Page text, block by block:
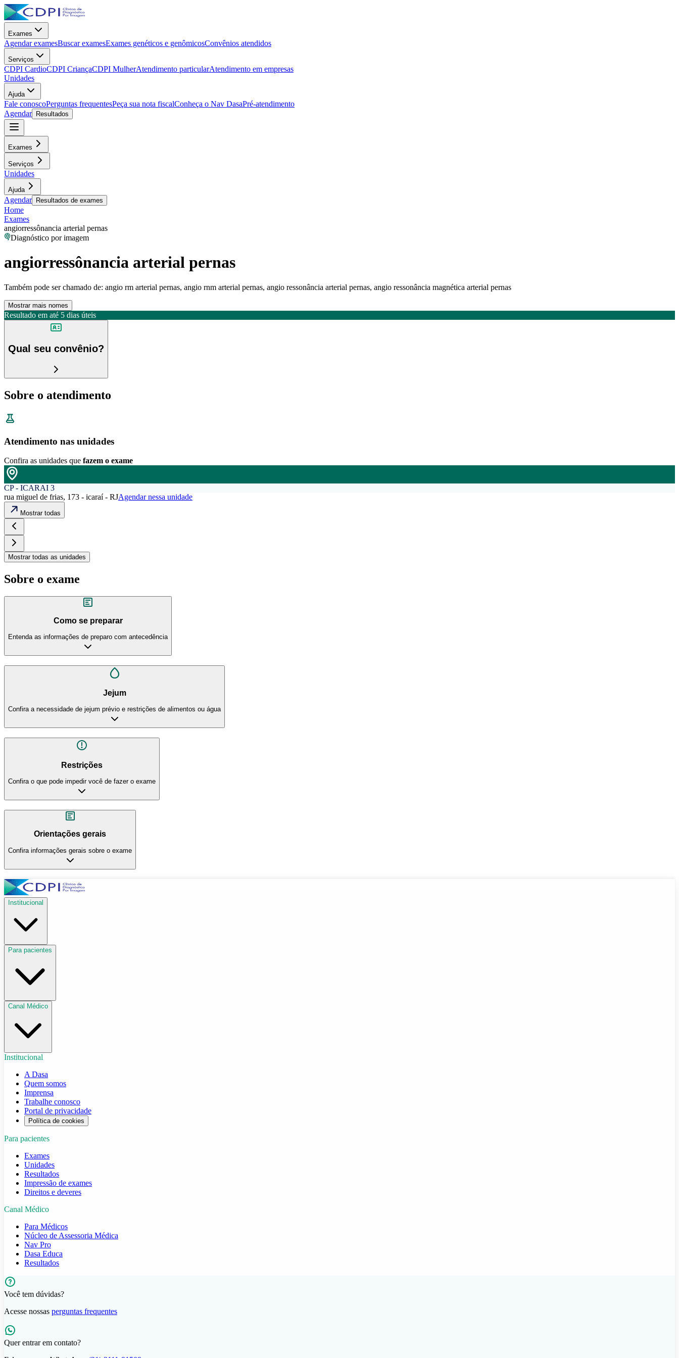
Exames
Agendar examesBuscar examesExames genéticos e genômicosConvênios atendidos
Serviços
CDPI CardioCDPI CriançaCDPI MulherAtendimento particularAtendimento em empresas
Unidades
Ajuda
Fale conoscoPerguntas frequentesPeça sua nota fiscalConheça o Nav DasaPré-atendimento
Agendar
Resultados
Exames
Serviços
Unidades
Ajuda
Agendar Resultados de exames
Home
Exames
angiorressônancia arterial pernas
Diagnóstico por imagem
angiorressônancia arterial pernas
Também pode ser chamado de: angio rm arterial pernas, angio rnm arterial pernas, angio ressonância arterial pernas, angio ressonância magnética arterial pernas
Mostrar mais nomes
Resultado em até 5 dias úteis
Qual seu convênio?
Sobre o atendimento
Atendimento nas unidades
Confira as unidades que fazem o exame
CP - ICARAI 3
rua miguel de frias, 173 - icaraí - RJAgendar nessa unidade
Mostrar todas
Mostrar todas as unidades
Sobre o exame
Como se preparar
Entenda as informações de preparo com antecedência
Jejum
Confira a necessidade de jejum prévio e restrições de alimentos ou água
Restrições
Confira o que pode impedir você de fazer o exame
Orientações gerais
Confira informações gerais sobre o exame
Institucional
Para pacientes
Canal Médico
Institucional
A Dasa
Quem somos
Imprensa
Trabalhe conosco
Portal de privacidade
Política de cookies
Para pacientes
Exames
Unidades
Resultados
Impressão de exames
Direitos e deveres
Canal Médico
Para Médicos
Núcleo de Assessoria Médica
Nav Pro
Dasa Educa
Resultados
Você tem dúvidas?
Acesse nossas perguntas frequentes
Quer entrar em contato?